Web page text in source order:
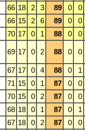
66 18 2 3 89 0 0
66 15 2 6 89 0 0
70 17 0 1 88 0 0
69 17 0 2 88 0 0
67 17 0 4 88 0 1
71 15 0 1 87 0 0
70 15 0 2 87 0 0
68 18 0 1 87 0 1
67 18 0 2 87 0 0